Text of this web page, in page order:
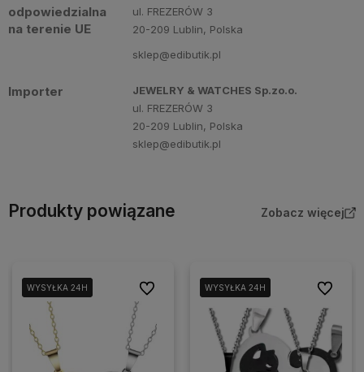
odpowiedzialna
na terenie UE
ul. FREZERÓW 3
20-209 Lublin, Polska
sklep@edibutik.pl
Importer
JEWELRY & WATCHES Sp.zo.o.
ul. FREZERÓW 3
20-209 Lublin, Polska
sklep@edibutik.pl
Produkty powiązane Zobacz więcej
WYSYŁKA 24H
WYSYŁKA 24H Do ulubionychWYSYŁKA 24H
WYSYŁKA 24H Do